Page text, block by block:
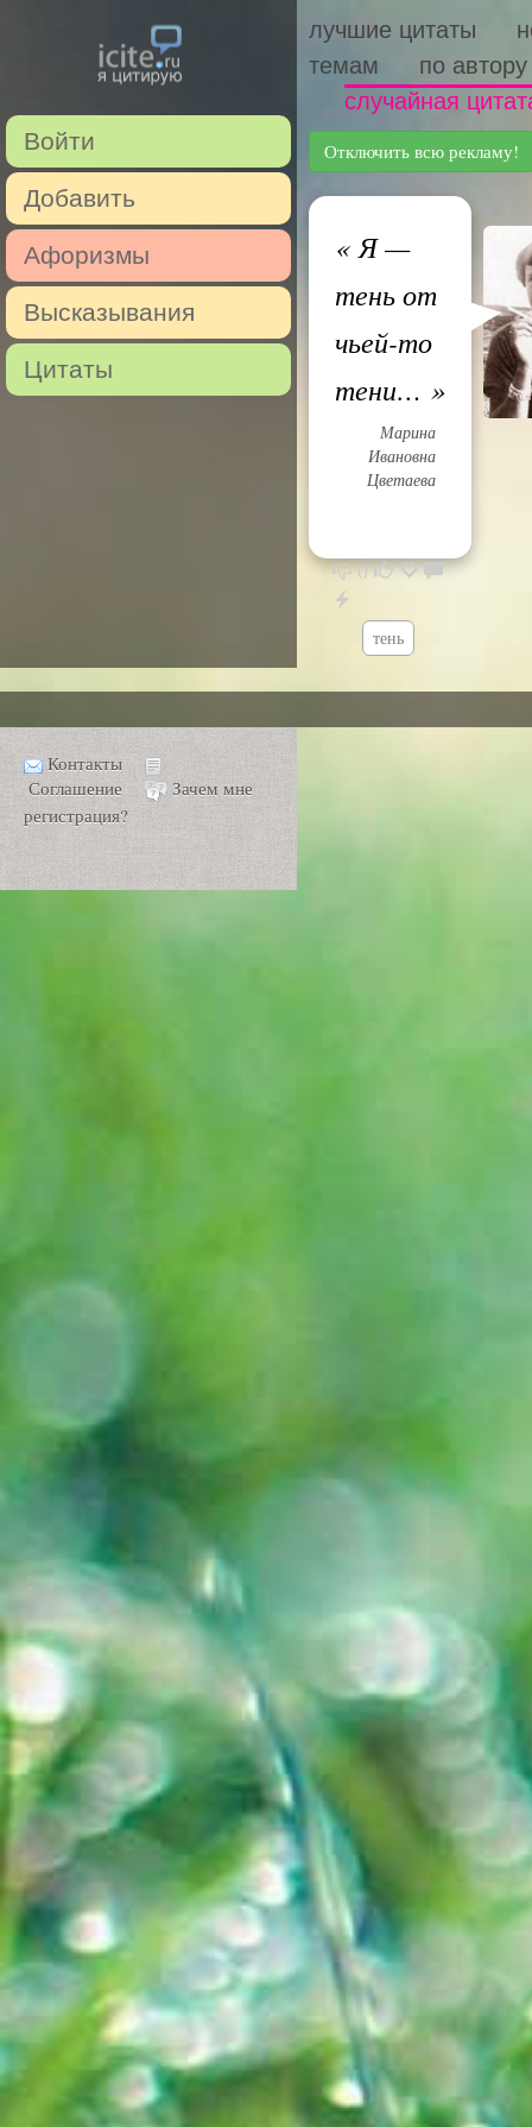
Войти
Добавить
Афоризмы
Высказывания
Цитаты
лучшие цитаты
темам
по автору
случайная
Отключить всю рекламу!
«Я —
тень от
чьей-то
тени… »
Марина
Ивановна
Цветаева
0
тень
Контакты
Соглашение
Зачем мне
регистрация?